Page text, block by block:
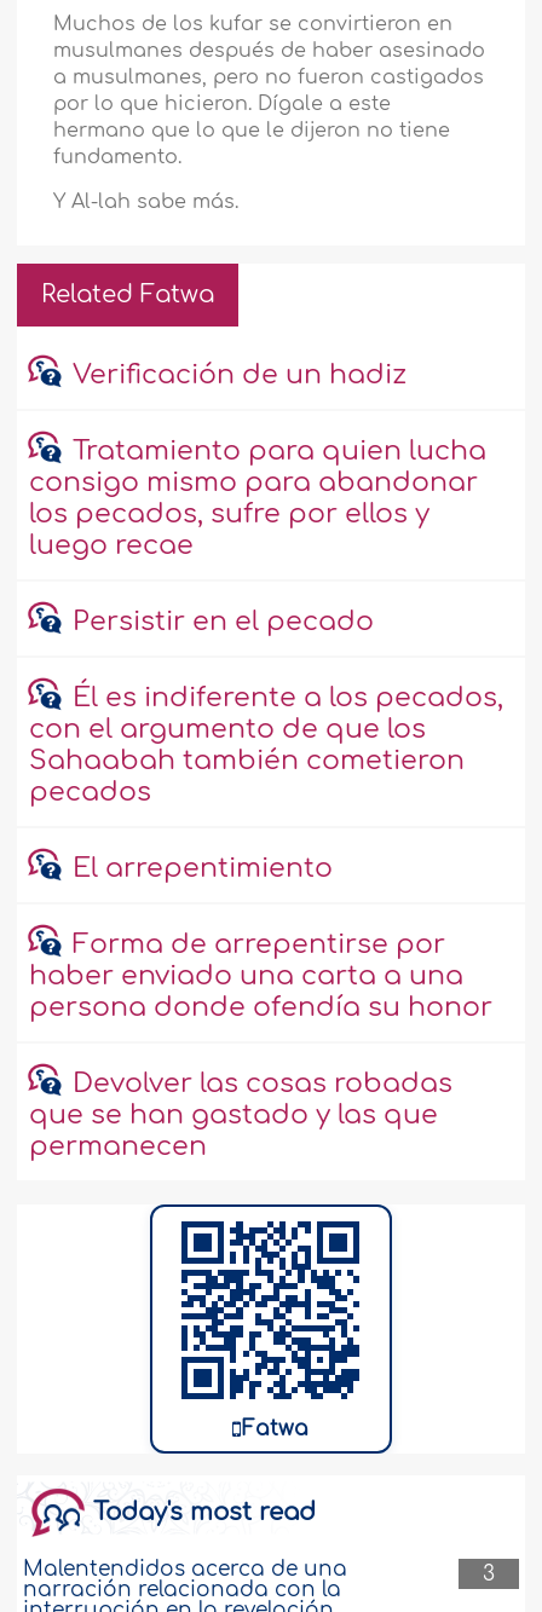
Muchos de los kufar se convirtieron en
musulmanes después de haber asesinado
a musulmanes, pero no fueron castigados
por lo que hicieron. Dígale a este
hermano que lo que le dijeron no tiene
fundamento.
Y Al-lah sabe más.
Related Fatwa
Verificación de un hadiz
Tratamiento para quien lucha
consigo mismo para abandonar
los pecados, sufre por ellos y
luego recae
Persistir en el pecado
Él es indiferente a los pecados,
con el argumento de que los
Sahaabah también cometieron
pecados
El arrepentimiento
Forma de arrepentirse por
haber enviado una carta a una
persona donde ofendía su honor
Devolver las cosas robadas
que se han gastado y las que
permanecen
Fatwa
Today's most read
3
Malentendidos acerca de una
narración relacionada con la